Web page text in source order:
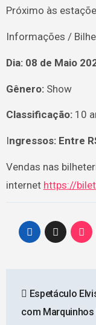
Próximo às
Informações /
Dia: 08 de Maio
Gênero:Show
Classificação:10
Ingressos: Entre
Vendas nas
internet https://
de Espetáculo
com Marquinhos